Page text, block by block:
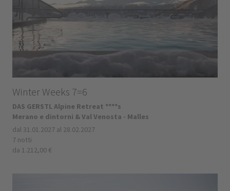
Winter Weeks 7=6
DAS GERSTL Alpine Retreat ****s
Merano e dintorni & Val Venosta - Malles
dal 31.01.2027 al 28.02.2027
7 notti
da 1.212,00 €